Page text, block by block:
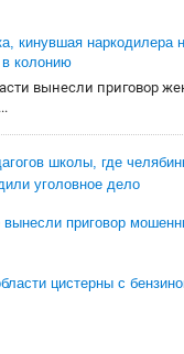
кинувшая наркодилера
в колонию
вынесли приговор
школы, где
уголовное дело
вынесли приговор
цистерны с